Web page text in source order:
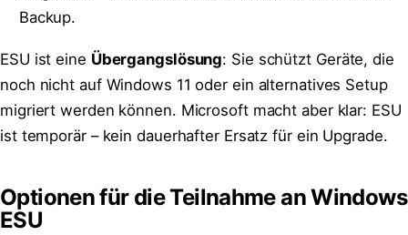
Backup.
ESU ist eine Übergangslösung: Sie schützt Geräte, die
noch nicht auf Windows 11 oder ein alternatives Setup
migriert werden können. Microsoft macht aber klar: ESU
ist temporär – kein dauerhafter Ersatz für ein Upgrade.
Optionen für die Teilnahme an Windows
ESU